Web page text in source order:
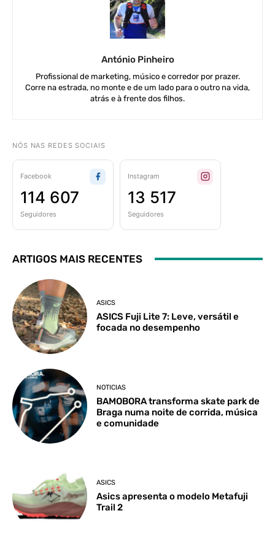
António Pinheiro
Profissional de marketing, músico e corredor por prazer.
Corre na estrada, no monte e de um lado para o outro na vida,
atrás e à frente dos filhos.
NÓS NAS REDES SOCIAIS
Facebook
114 607
Seguidores
Instagram
13 517
Seguidores
ARTIGOS MAIS RECENTES
ASICS
ASICS Fuji Lite 7: Leve, versátil e
focada no desempenho
NOTICIAS
BAMOBORA transforma skate park de
Braga numa noite de corrida, música
e comunidade
ASICS
Asics apresenta o modelo Metafuji
Trail 2